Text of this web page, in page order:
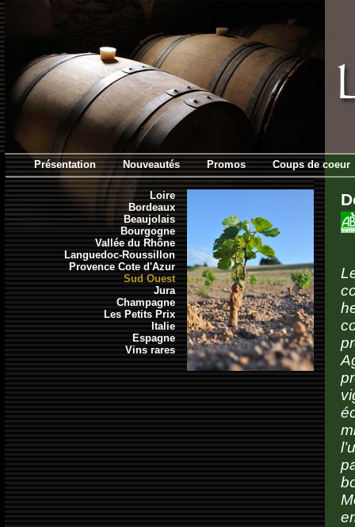
Présentation Nouveautés Promos Coups de coeur
Loire
Bordeaux
Beaujolais
Bourgogne
Vallée du Rhône
Languedoc-Roussillon
Provence Cote d'Azur
Sud Ouest
Jura
Champagne
Les Petits Prix
Italie
Espagne
Vins rares